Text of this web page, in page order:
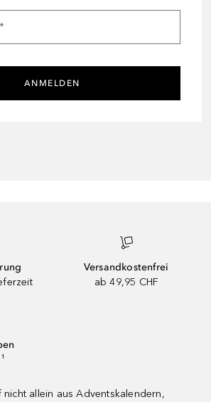
*
ANMELDEN
Versandkostenfrei
ab 49,95 CHF
allein aus Adventskalendern,